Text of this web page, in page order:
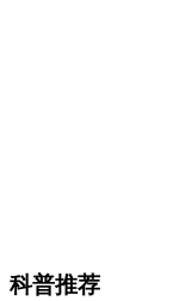
科普推荐